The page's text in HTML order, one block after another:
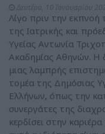
Λίγο πριν την εκπνοή
της Ιατρικής και
Υγείας Αντωνία
Ακαδημίας Αθηνών. Η
μιας λαμπρής
τομέα της Δημόσιας
Ελλήνων, όπως την
συνεργάτες της
κερδίσει στην